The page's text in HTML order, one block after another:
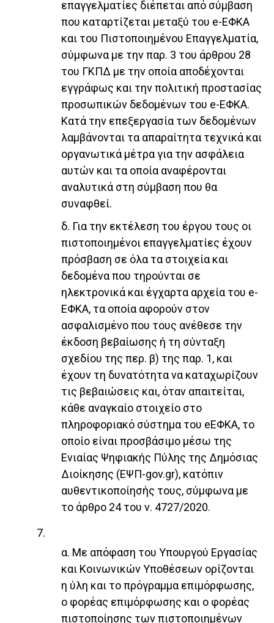
επαγγελματίες διέπεται από σύμβαση
που καταρτίζεται μεταξύ του e-ΕΦΚΑ
και του Πιστοποιημένου Επαγγελματία,
σύμφωνα με την παρ. 3 του άρθρου 28
του ΓΚΠΔ με την οποία αποδέχονται
εγγράφως και την πολιτική προστασίας
προσωπικών δεδομένων του e-ΕΦΚΑ.
Κατά την επεξεργασία των δεδομένων
λαμβάνονται τα απαραίτητα τεχνικά και
οργανωτικά μέτρα για την ασφάλεια
αυτών και τα οποία αναφέρονται
αναλυτικά στη σύμβαση που θα
συναφθεί.
δ. Για την εκτέλεση του έργου τους οι
πιστοποιημένοι επαγγελματίες έχουν
πρόσβαση σε όλα τα στοιχεία και
δεδομένα που τηρούνται σε
ηλεκτρονικά και έγχαρτα αρχεία του e-
ΕΦΚΑ, τα οποία αφορούν στον
ασφαλισμένο που τους ανέθεσε την
έκδοση βεβαίωσης ή τη σύνταξη
σχεδίου της περ. β) της παρ. 1, και
έχουν τη δυνατότητα να καταχωρίζουν
τις βεβαιώσεις και, όταν απαιτείται,
κάθε αναγκαίο στοιχείο στο
πληροφοριακό σύστημα του eΕΦΚΑ, το
οποίο είναι προσβάσιμο μέσω της
Ενιαίας Ψηφιακής Πύλης της Δημόσιας
Διοίκησης (ΕΨΠ-gov.gr), κατόπιν
αυθεντικοποίησής τους, σύμφωνα με
το άρθρο 24 του ν. 4727/2020.
7.
α. Με απόφαση του Υπουργού Εργασίας
και Κοινωνικών Υποθέσεων ορίζονται
η ύλη και το πρόγραμμα επιμόρφωσης,
ο φορέας επιμόρφωσης και ο φορέας
πιστοποίησης των πιστοποιημένων